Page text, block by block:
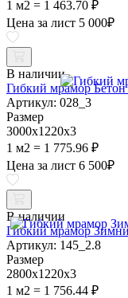
1 м2 = 1 463.70 ₽
Цена за лист 5 000₽
В наличии
Гибкий мрамор
Артикул: 028_3
Размер
3000х1220х3
1 м2 = 1 775.96 ₽
Цена за лист 6 500₽
В наличии
Гибкий мрамор
Артикул: 145_2.8
Размер
2800х1220х3
1 м2 = 1 756.44 ₽